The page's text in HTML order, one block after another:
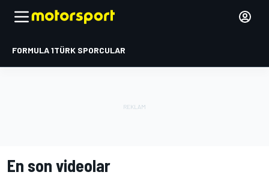
FORMULA 1TÜRK SPORCULAR
En son videolar